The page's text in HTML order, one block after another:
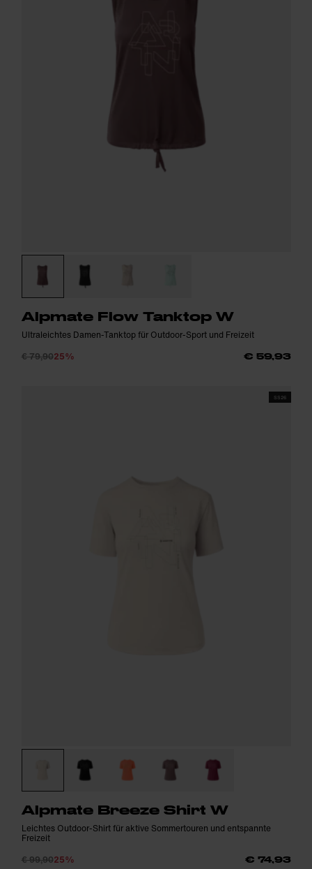
Alpmate Flow Tanktop W
Ultraleichtes Damen-Tanktop für Outdoor-Sport und Freizeit
€ 79,9025% € 59,93
SS26
Alpmate Breeze Shirt W
Leichtes Outdoor-Shirt für aktive Sommertouren und entspannte
Freizeit
€ 99,9025% € 74,93